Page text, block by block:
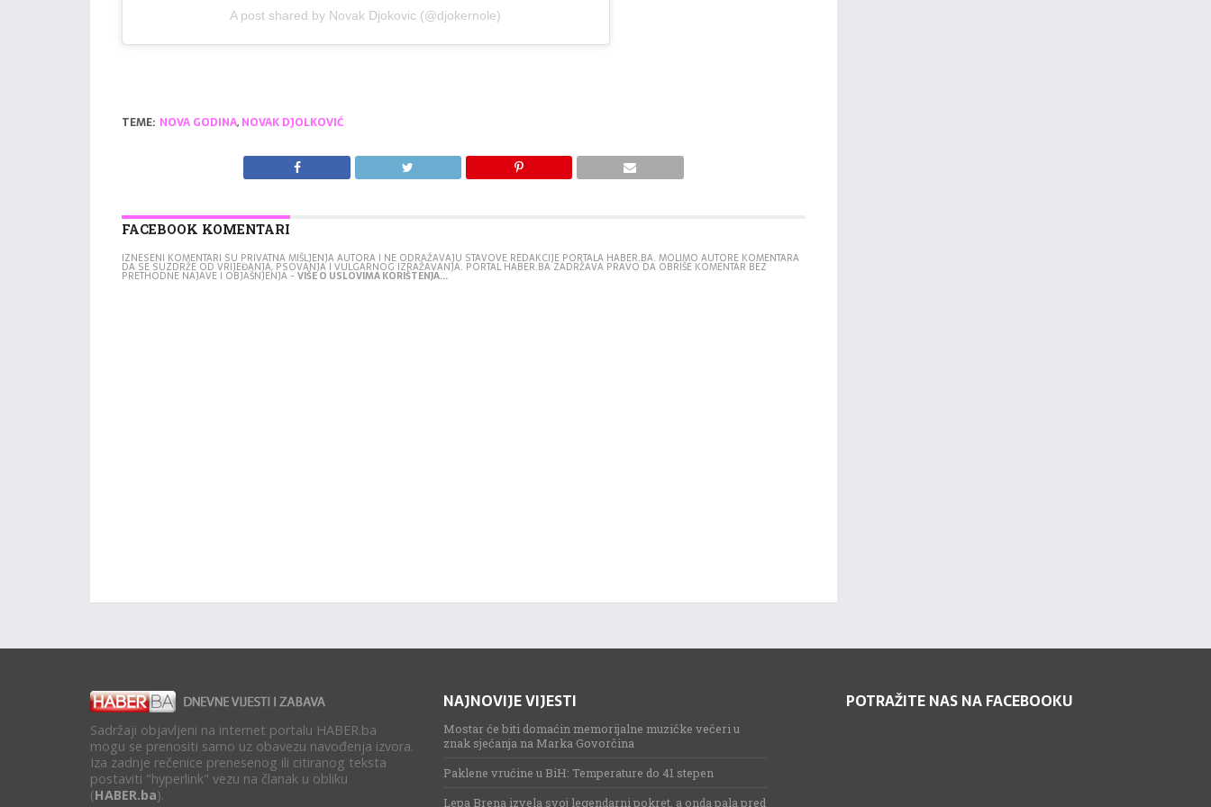
A post shared by Novak Djokovic (@djokernole)
TEME: NOVA GODINA, NOVAK DJOLKOVIĆ
FACEBOOK KOMENTARI
IZNESENI KOMENTARI SU PRIVATNA MIŠLJENJA AUTORA I NE ODRAŽAVAJU STAVOVE REDAKCIJE PORTALA HABER.BA. MOLIMO AUTORE KOMENTARA
DA SE SUZDRŽE OD VRIJEĐANJA, PSOVANJA I VULGARNOG IZRAŽAVANJA. PORTAL HABER.BA ZADRŽAVA PRAVO DA OBRIŠE KOMENTAR BEZ
PRETHODNE NAJAVE I OBJAŠNJENJA -VIŠE O USLOVIMA KORIŠTENJA...
Sadržaji objavljeni na internet portalu HABER.ba
mogu se prenositi samo uz obavezu navođenja izvora.
Iza zadnje rečenice prenesenog ili citiranog teksta
postaviti "hyperlink" vezu na članak u obliku
(HABER.ba).
NAJNOVIJE VIJESTI
Mostar će biti domaćin memorijalne muzičke večeri u
znak sjećanja na Marka Govorčina
Paklene vrućine u BiH: Temperature do 41 stepen
Lepa Brena izvela svoj legendarni pokret, a onda pala pred
POTRAŽITE NAS NA FACEBOOKU